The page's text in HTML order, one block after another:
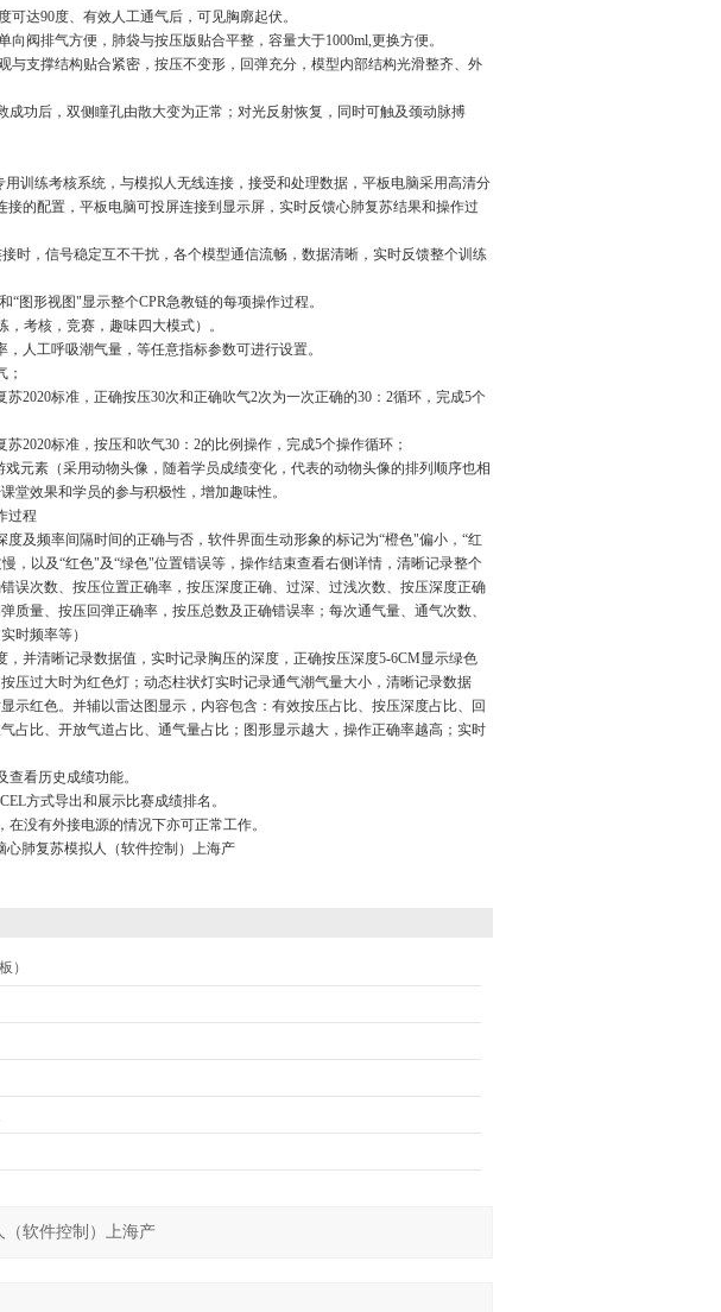
达90度、有效人工通气后，可见胸廓起伏。
阀排气方便，肺袋与按压版贴合平整，容量大于1000ml,更换方便。
与支撑结构贴合紧密，按压不变形，回弹充分，模型内部结构光滑整齐、外
功后，双侧瞳孔由散大变为正常；对光反射恢复，同时可触及颈动脉搏
训练考核系统，与模拟人无线连接，接受和处理数据，平板电脑采用高清分
的配置，平板电脑可投屏连接到显示屏，实时反馈心肺复苏结果和操作过
时，信号稳定互不干扰，各个模型通信流畅，数据清晰，实时反馈整个训练
图形视图"显示整个CPR急教链的每项操作过程。
考核，竞赛，趣味四大模式）。
人工呼吸潮气量，等任意指标参数可进行设置。
；
2020标准，正确按压30次和正确吹气2次为一次正确的30：2循环，完成5个
2020标准，按压和吹气30：2的比例操作，完成5个操作循环；
元素（采用动物头像，随着学员成绩变化，代表的动物头像的排列顺序也相
堂效果和学员的参与积极性，增加趣味性。
过程
及频率间隔时间的正确与否，软件界面生动形象的标记为“橙色"偏小，“红
，以及“红色"及“绿色"位置错误等，操作结束查看右侧详情，清晰记录整个
误次数、按压位置正确率，按压深度正确、过深、过浅次数、按压深度正确
质量、按压回弹正确率，按压总数及正确错误率；每次通气量、通气次数、
时频率等）
并清晰记录数据值，实时记录胸压的深度，正确按压深度5-6CM显示绿色
压过大时为红色灯；动态柱状灯实时记录通气潮气量大小，清晰记录数据
示红色。并辅以雷达图显示，内容包含：有效按压占比、按压深度占比、回
占比、开放气道占比、通气量占比；图形显示越大，操作正确率越高；实时
看历史成绩功能。
方式导出和展示比赛成绩排名。
没有外接电源的情况下亦可正常工作。
）